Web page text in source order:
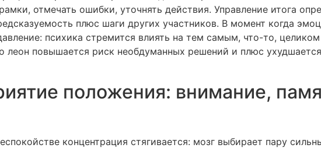
отмечать ошибки, уточнять действия. Управление итога
плюс шаги других участников. В момент когда
психика стремится влиять на тем самым, что-то,
леон повышается риск необдуманных решений и плюс
положения: внимание,
концентрация стягивается: мозг выбирает пару